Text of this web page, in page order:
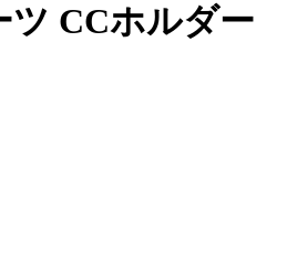
ツ CCホルダー